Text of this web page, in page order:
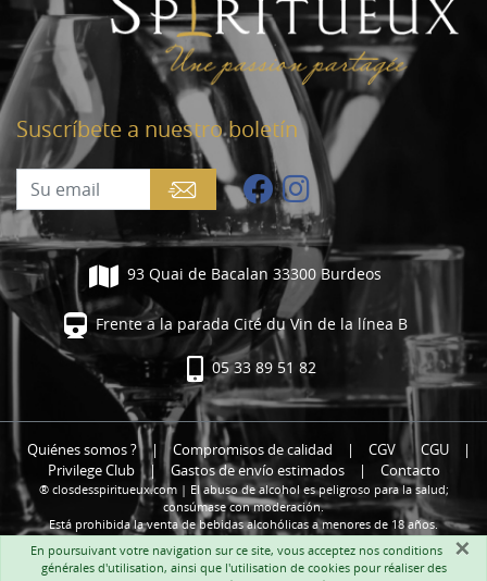
Suscríbete a nuestro boletín
93 Quai de Bacalan 33300 Burdeos
Frente a la parada Cité du Vin de la línea B
05 33 89 51 82
Quiénes somos ? | Compromisos de calidad | CGV CGU
|
Privilege Club | Gastos de envío estimados | Contacto
® closdesspiritueux.com | El abuso de alcohol es peligroso para la salud;
consúmase con moderación.
Está prohibida la venta de bebidas alcohólicas a menores de 18 años.
×
En poursuivant votre navigation sur ce site, vous acceptez nos conditions
générales d'utilisation, ainsi que l'utilisation de cookies pour réaliser des